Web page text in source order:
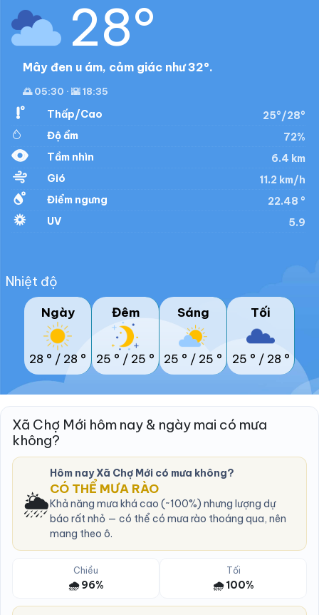
28°
Mây đen u ám, cảm giác như 32°.
🌅 05:30 · 🌇 18:35
Thấp/Cao
25°/28°
Độ ẩm
72%
Tầm nhìn
6.4 km
Gió
11.2 km/h
Điểm ngưng
22.48 °
UV
5.9
Nhiệt độ
Ngày
28 ° / 28 °
Đêm
25 ° / 25 °
Sáng
25 ° / 25 °
Tối
25 ° / 28 °
Xã Chợ Mới hôm nay & ngày mai có mưa
không?
🌦️
Hôm nay Xã Chợ Mới có mưa không?
CÓ THỂ MƯA RÀO
Khả năng mưa khá cao (~100%) nhưng lượng dự
báo rất nhỏ — có thể có mưa rào thoáng qua, nên
mang theo ô.
Chiều
🌧️ 96%
Tối
🌧️ 100%